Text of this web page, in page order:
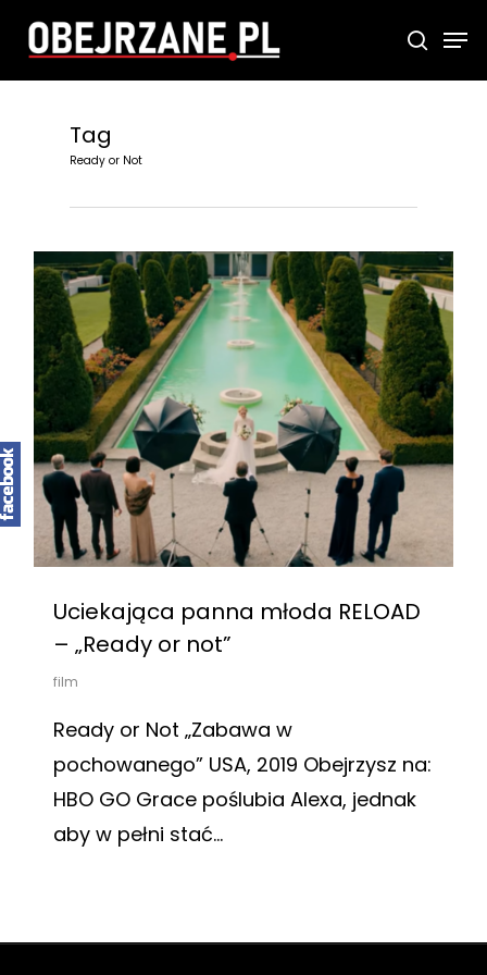
Skip
main
contentTag
Ready or Not
Uciekająca panna młoda RELOAD
– „Ready or not”
film
Ready or Not „Zabawa w
pochowanego” USA, 2019 Obejrzysz na:
HBO GO Grace poślubia Alexa, jednak
aby w pełni stać…